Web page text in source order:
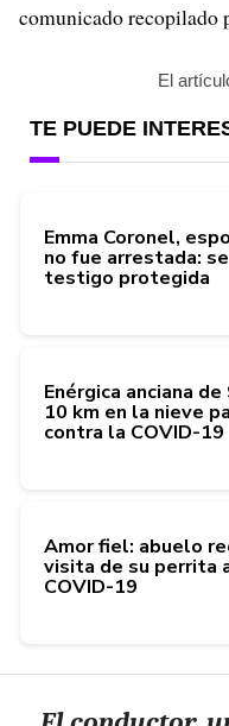
comunicado recopilado
El
TE PUEDE
Emma Coronel,
no fue arrestada:
testigo protegida
Enérgica anciana
10 km en la nieve
contra la COVID-19
Amor fiel: abuelo
visita de su perrita
COVID-19